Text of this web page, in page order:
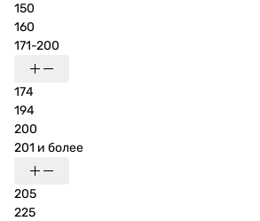
150
160
171-200
174
194
200
201 и более
205
225